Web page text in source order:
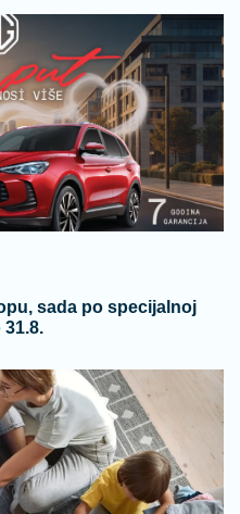
sada po specijalnoj